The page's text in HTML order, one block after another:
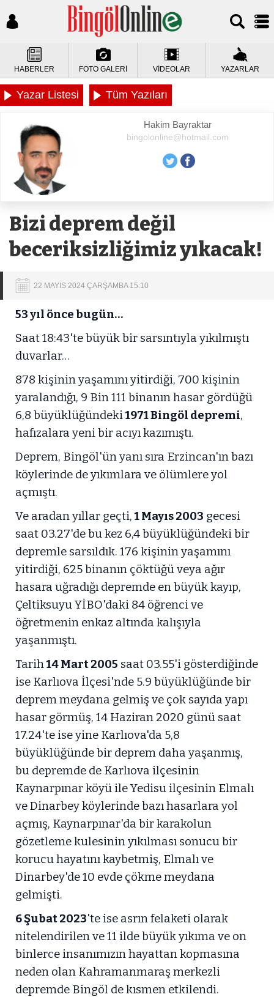
HABERLER FOTO GALERİ VİDEOLAR YAZARLAR
Yazar Listesi Tüm Yazıları
Hakim Bayraktar
bingolonline@hotmail.com
Bizi deprem değil
beceriksizliğimiz yıkacak!
22 MAYIS 2024 ÇARŞAMBA 15:10
53 yıl önce bugün…
Saat 18:43'te büyük bir sarsıntıyla yıkılmıştı
duvarlar…
878 kişinin yaşamını yitirdiği, 700 kişinin
yaralandığı, 9 Bin 111 binanın hasar gördüğü
6,8 büyüklüğündeki1971 Bingöl depremi,
hafızalara yeni bir acıyı kazımıştı.
Deprem, Bingöl'ün yanı sıra Erzincan'ın bazı
köylerinde de yıkımlara ve ölümlere yol
açmıştı.
Ve aradan yıllar geçti,1 Mayıs 2003 gecesi
saat 03.27'de bu kez 6,4 büyüklüğündeki bir
depremle sarsıldık. 176 kişinin yaşamını
yitirdiği, 625 binanın çöktüğü veya ağır
hasara uğradığı depremde en büyük kayıp,
Çeltiksuyu YİBO'daki 84 öğrenci ve
öğretmenin enkaz altında kalışıyla
yaşanmıştı.
Tarih14 Mart 2005 saat 03.55'i gösterdiğinde
ise Karlıova İlçesi'nde 5.9 büyüklüğünde bir
deprem meydana gelmiş ve çok sayıda yapı
hasar görmüş, 14 Haziran 2020 günü saat
17.24'te ise yine Karlıova'da 5,8
büyüklüğünde bir deprem daha yaşanmış,
bu depremde de Karlıova ilçesinin
Kaynarpınar köyü ile Yedisu ilçesinin Elmalı
ve Dinarbey köylerinde bazı hasarlara yol
açmış, Kaynarpınar'da bir karakolun
gözetleme kulesinin yıkılması sonucu bir
korucu hayatını kaybetmiş, Elmalı ve
Dinarbey'de 10 evde çökme meydana
gelmişti.
6 Şubat 2023'te ise asrın felaketi olarak
nitelendirilen ve 11 ilde büyük yıkıma ve on
binlerce insanımızın hayattan kopmasına
neden olan Kahramanmaraş merkezli
depremde Bingöl de kısmen etkilendi.